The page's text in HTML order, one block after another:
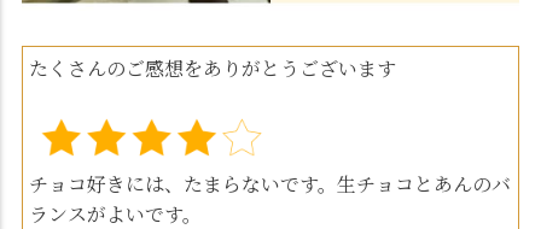
たくさんのご感想をありがとうございます
チョコ好きには、たまらないです。生チョコとあんのバ
ランスがよいです。